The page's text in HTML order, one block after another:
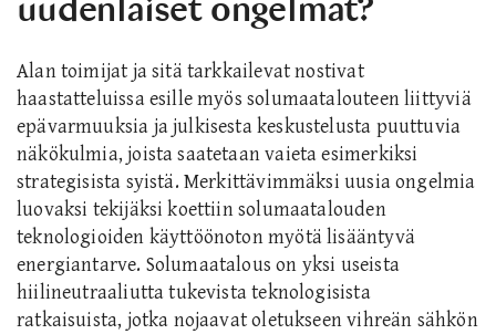
uudenlaiset ongelmat?
Alan toimijat ja sitä tarkkailevat nostivat
haastatteluissa esille myös solumaatalouteen liittyviä
epävarmuuksia ja julkisesta keskustelusta puuttuvia
näkökulmia, joista saatetaan vaieta esimerkiksi
strategisista syistä. Merkittävimmäksi uusia ongelmia
luovaksi tekijäksi koettiin solumaatalouden
teknologioiden käyttöönoton myötä lisääntyvä
energiantarve. Solumaatalous on yksi useista
hiilineutraaliutta tukevista teknologisista
ratkaisuista, jotka nojaavat oletukseen vihreän sähkön